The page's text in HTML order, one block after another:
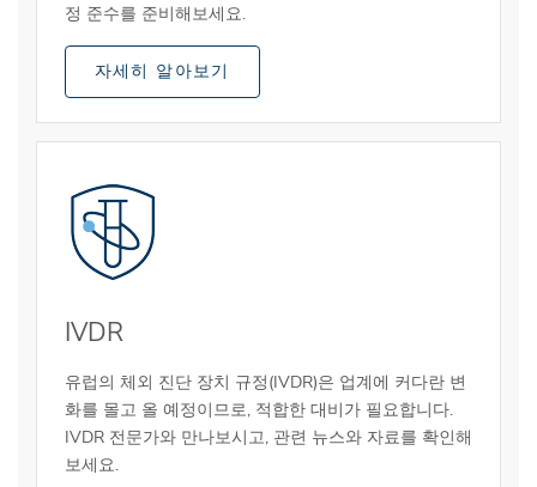
정 준수를 준비해보세요.
자세히 알아보기
IVDR
유럽의 체외 진단 장치 규정(IVDR)은 업계에 커다란 변
화를 몰고 올 예정이므로, 적합한 대비가 필요합니다.
IVDR 전문가와 만나보시고, 관련 뉴스와 자료를 확인해
보세요.